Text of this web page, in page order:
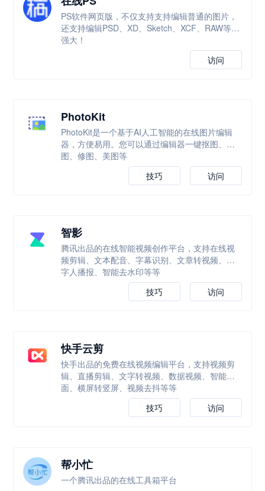
PS软件网页版，不仅支持支持编辑普通的图片，
还支持编辑PSD、XD、Sketch、XCF、RAW等，
强大！
访问
PhotoKit
PhotoKit是一个基于AI人工智能的在线图片编辑
器，方便易用。您可以通过编辑器一键抠图、改
图、修图、美图等
访问
技巧
智影
腾讯出品的在线智能视频创作平台，支持在线视
频剪辑、文本配音、字幕识别、文章转视频、数
字人播报、智能去水印等等
访问
技巧
快手云剪
快手出品的免费在线视频编辑平台，支持视频剪
辑、直播剪辑、文字转视频、数据视频、智能封
面、横屏转竖屏、视频去抖等等
访问
技巧
帮小忙
一个腾讯出品的在线工具箱平台